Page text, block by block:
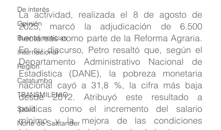
De interés
Opinión
Buenas noticias
Internacional
Region
Catatumbo
TRANSMILENIO
Salud
Norte de Santander
La actividad, realizada el 8 de agosto de
2025, marcó la adjudicación de 6.500
hectáreas como parte de la Reforma Agraria.
En su discurso, Petro resaltó que, según el
Departamento Administrativo Nacional de
Estadística (DANE), la pobreza monetaria
nacional cayó a 31,8 %, la cifra más baja
desde 2012. Atribuyó este resultado a
políticas como el incremento del salario
mínimo y la mejora de las condiciones